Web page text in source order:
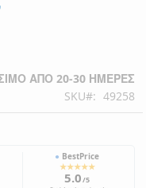
ΑΠΌ 20-30 ΗΜΈΡΕΣ
SKU
49258
● BestPrice
★★★★★
5.0/5